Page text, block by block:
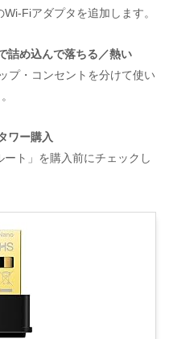
Fiアダプタを追加します。
詰め込んで落ちる／熱い
プ・コンセントを分けて使い
ワー購入
ト」を購入前にチェックし